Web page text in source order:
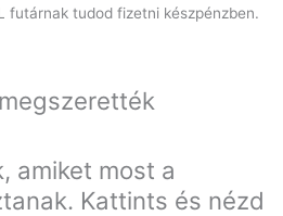
futárnak tudod fizetni készpénzben.
amiket most a
Kattints és nézd